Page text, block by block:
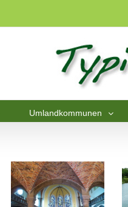
Umlandkommunen